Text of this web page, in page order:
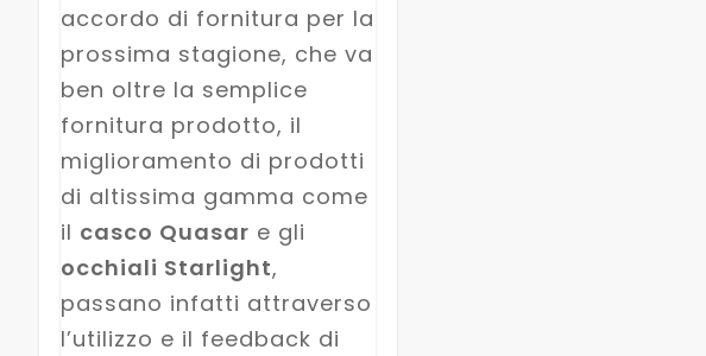
accordo di fornitura per la
prossima stagione, che va
ben oltre la semplice
fornitura prodotto, il
miglioramento di prodotti
di altissima gamma come
il casco Quasar e gli
occhiali Starlight,
passano infatti attraverso
l’utilizzo e il feedback di